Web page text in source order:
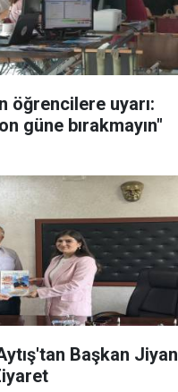
öğrencilere uyarı:
güne bırakmayın"
Başkan Jiyan